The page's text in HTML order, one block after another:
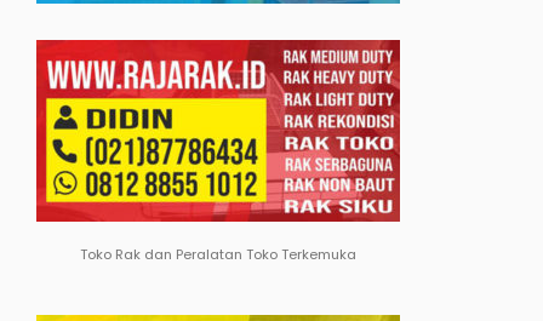
Toko Rak dan Peralatan Toko Terkemuka